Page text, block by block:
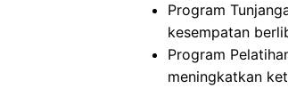
Program
kesempatan
Program
meningkatkan